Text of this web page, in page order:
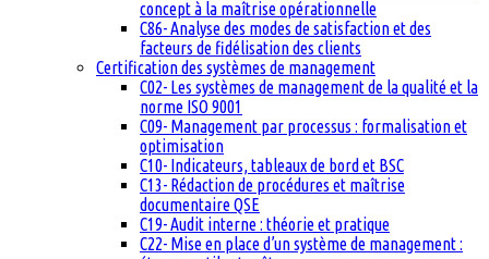
concept à la maîtrise opérationnelle
C86- Analyse des modes de satisfaction et des
facteurs de fidélisation des clients
Certification des systèmes de management
C02- Les systèmes de management de la qualité et la
norme ISO 9001
C09- Management par processus : formalisation et
optimisation
C10- Indicateurs, tableaux de bord et BSC
C13- Rédaction de procédures et maîtrise
documentaire QSE
C19- Audit interne : théorie et pratique
C22- Mise en place d’un système de management :